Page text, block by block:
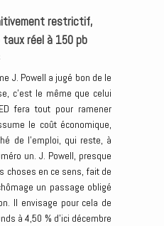
restrictif,
réel à 150 pb
J. Powell a jugé bon de le
c’est le même que celui
fera tout pour ramener
le coût économique,
de l’emploi, qui reste, à
un. J. Powell, presque
choses en ce sens, fait de
un passage obligé
Il envisage pour cela de
à 4,50 % d’ici décembre